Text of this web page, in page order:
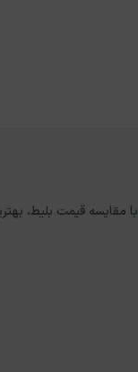
با مقایسه قیمت بلیط،